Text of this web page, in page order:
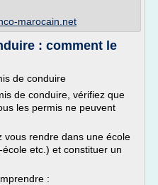
marocain.net
: comment le
de conduire
de conduire, vérifiez que
les permis ne peuvent
vous rendre dans une école
etc.) et constituer un
: